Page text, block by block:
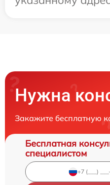
Нужна
Закажите бесплатную
Бесплатная
специалистом